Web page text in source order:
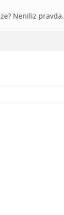
Neniliz pravda.